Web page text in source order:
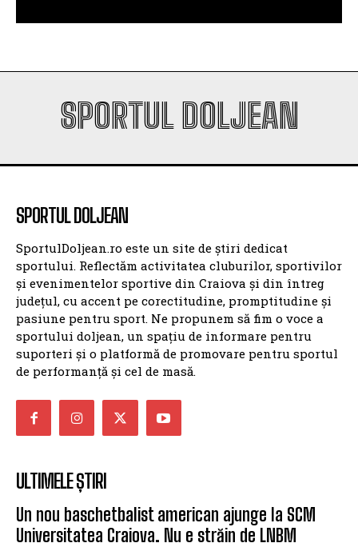
SPORTUL DOLJEAN
SPORTUL DOLJEAN
SportulDoljean.ro este un site de știri dedicat
sportului. Reflectăm activitatea cluburilor, sportivilor
și evenimentelor sportive din Craiova și din întreg
județul, cu accent pe corectitudine, promptitudine și
pasiune pentru sport. Ne propunem să fim o voce a
sportului doljean, un spațiu de informare pentru
suporteri și o platformă de promovare pentru sportul
de performanță și cel de masă.
ULTIMELE ȘTIRI
Un nou baschetbalist american ajunge la SCM
Universitatea Craiova. Nu e străin de LNBM